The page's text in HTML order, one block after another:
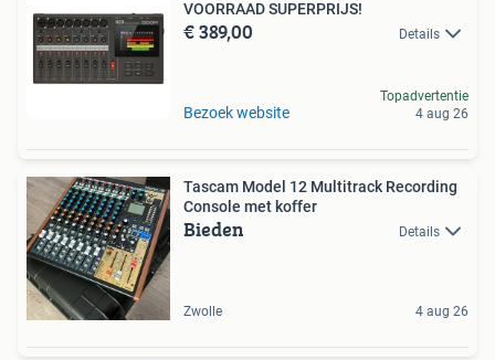
VOORRAAD SUPERPRIJS!
€ 389,00 Details
Bezoek website
Topadvertentie
4 aug 26
Tascam Model 12 Multitrack Recording
Console met koffer
Bieden Details
Zwolle 4 aug 26